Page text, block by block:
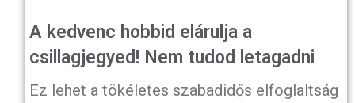
A kedvenc hobbid elárulja a
csillagjegyed! Nem tudod letagadni
Ez lehet a tökéletes szabadidős elfoglaltság